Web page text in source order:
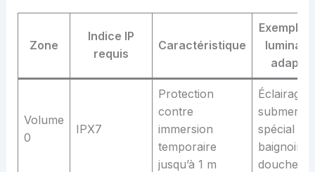
Zone
Indice IP
requis
Caractéristique
Exemples
Volume
0
IPX7
Protection
contre
immersion
temporaire
jusqu’à 1 m
Éclairage
spécial
baignoire
douche